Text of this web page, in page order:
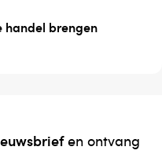
handel brengen
en ontvang